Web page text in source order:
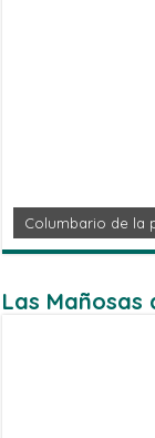
Columbario de la
Las Mañosas